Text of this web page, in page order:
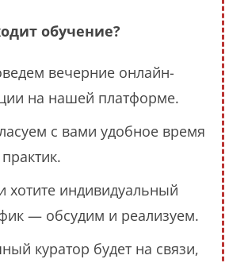
обучение?
вечерние онлайн-
на нашей платформе.
с вами удобное время
хотите индивидуальный
— обсудим и реализуем.
куратор будет на связи,